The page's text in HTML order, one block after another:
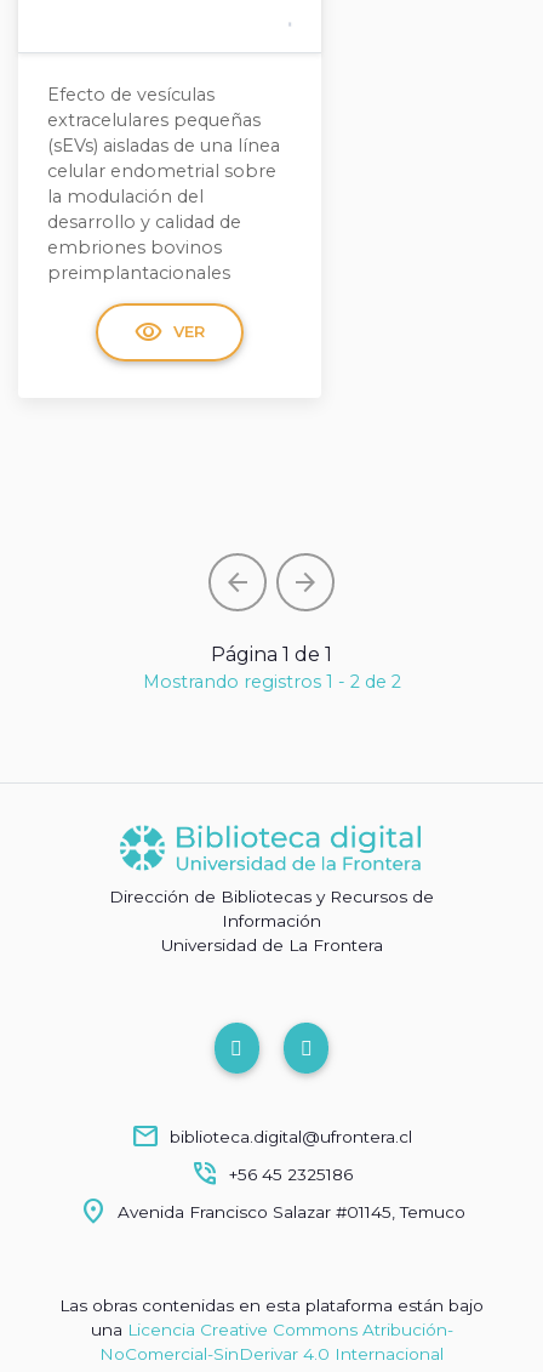
Efecto de vesículas
extracelulares pequeñas
(sEVs) aisladas de una línea
celular endometrial sobre
la modulación del
desarrollo y calidad de
embriones bovinos
preimplantacionales
visibility VER
arrow_back arrow_forward
Página 1 de 1
Mostrando registros 1 - 2 de 2
Dirección de Bibliotecas y Recursos de
Información
Universidad de La Frontera
mail biblioteca.digital@ufrontera.cl
phone_in_talk +56 45 2325186
location_on Avenida Francisco Salazar #01145, Temuco
Las obras contenidas en esta plataforma están bajo
una Licencia Creative Commons Atribución-
NoComercial-SinDerivar 4.0 Internacional